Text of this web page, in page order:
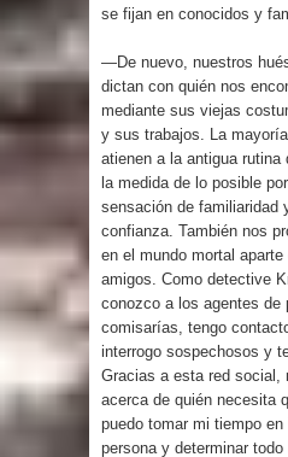
se fijan en conocidos y
—De nuevo, nuestros
dictan con quién nos
mediante sus viejas
y sus trabajos. La
atienen a la antigua
la medida de lo posible
sensación de familiaridad
confianza. También nos
en el mundo mortal
amigos. Como detective
conozco a los agentes de
comisarías, tengo
interrogo sospechosos y
Gracias a esta red social,
acerca de quién necesita
puedo tomar mi tiempo
persona y determinar